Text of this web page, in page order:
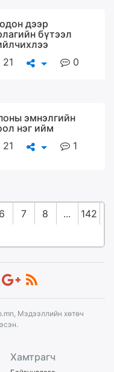
дээр
бүтээл
21
0
эмнэлгийн
нэг ийм
21
1
6 7 8 ...
142
Мэдээллийн хөтөч
Хамтрагч